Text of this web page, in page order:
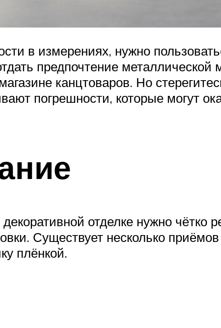
в измерениях, нужно
предпочтение
канцтоваров. Но
погрешности, которые могут
отделке нужно чётко
Существует несколько
плёнкой.